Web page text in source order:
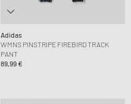
Adidas
WMNS PINSTRIPE FIREBIRD TRACK
PANT
89,99 €